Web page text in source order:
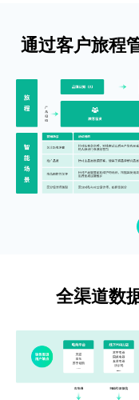
通过客户旅程
全渠道数